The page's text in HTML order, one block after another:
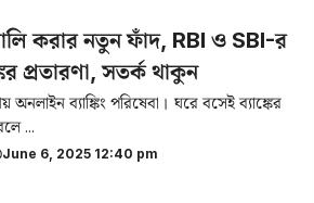
করার নতুন ফাঁদ, RBI ও SBI-র
প্রতারণা, সতর্ক থাকুন
ব্যাঙ্কিং পরিষেবা। ঘরে বসেই ব্যাঙ্কের
...
June 6, 2025 12:40 pm